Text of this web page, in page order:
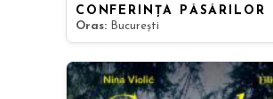
CONFERINȚA PĂSĂRILOR
Oras: București